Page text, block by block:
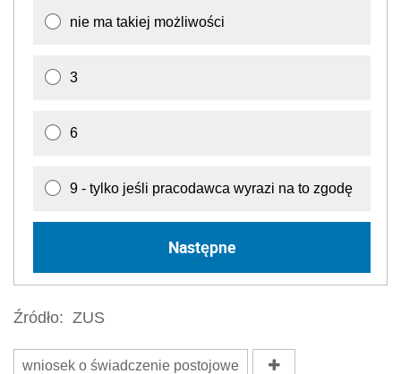
nie ma takiej możliwości
3
6
9 - tylko jeśli pracodawca wyrazi na to zgodę
Następne
Źródło: ZUS
wniosek o świadczenie postojowe